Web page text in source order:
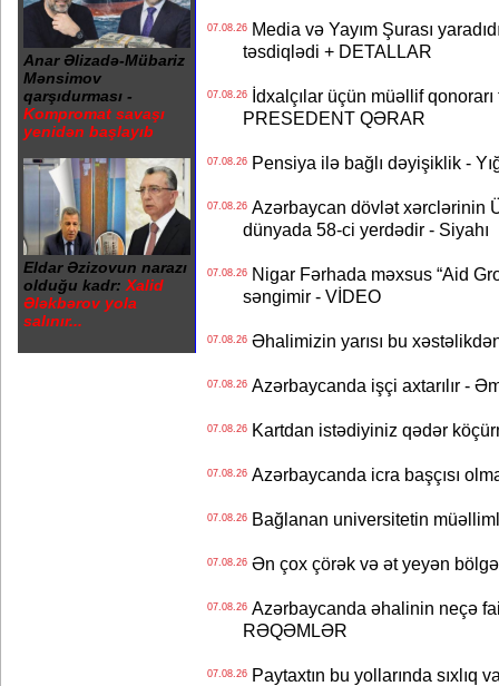
Anar Əlizadə-Mübariz
Mənsimov
qarşıdurması -
Kompromat savaşı
yenidən başlayıb
Eldar Əzizovun narazı
olduğu kadr: Xalid
Ələkbərov yola
salınır...
07.08.26Media və Yayım Şurası
təsdiqlədi + DETALLAR
07.08.26İdxalçılar üçün müəllif
PRESEDENT QƏRAR
07.08.26Pensiya ilə bağlı dəyişiklik -
07.08.26Azərbaycan dövlət xərclərinin
dünyada 58-ci yerdədir - Siyahı
07.08.26Nigar Fərhada məxsus “Aid
səngimir - VİDEO
07.08.26Əhalimizin yarısı bu
07.08.26Azərbaycanda işçi axtarılır -
07.08.26Kartdan istədiyiniz qədər
07.08.26Azərbaycanda icra başçısı
07.08.26Bağlanan universitetin
07.08.26Ən çox çörək və ət yeyən
07.08.26Azərbaycanda əhalinin neçə
RƏQƏMLƏR
07.08.26Paytaxtın bu yollarında sıxlıq